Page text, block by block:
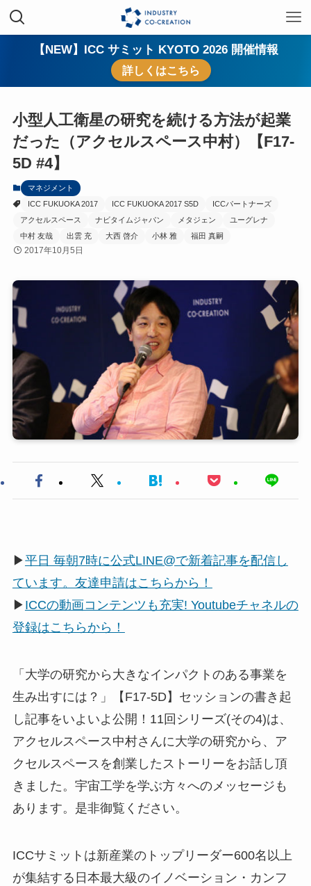
【NEW】ICC サミット KYOTO 2026 開催情報
詳しくはこちら
小型人工衛星の研究を続ける方法が起業
だった（アクセルスペース中村）【F17-
5D #4】
マネジメント
ICC FUKUOKA 2017
ICC FUKUOKA 2017 S5D
ICCパートナーズ
アクセルスペース
ナビタイムジャパン メタジェン
ユーグレナ
中村 友哉
出雲 充 大西 啓介 小林 雅 福田 真嗣
2017年10月5日
▶平日 毎朝7時に公式LINE@で新着記事を配信し
ています。友達申請はこちらから！
▶ ICCの動画コンテンツも充実! Youtubeチャネルの
登録はこちらから！
「大学の研究から大きなインパクトのある事業を
生み出すには？」【F17-5D】セッションの書き起
し記事をいよいよ公開！11回シリーズ(その4)は、
アクセルスペース中村さんに大学の研究から、ア
クセルスペースを創業したストーリーをお話し頂
きました。宇宙工学を学ぶ方々へのメッセージも
あります。是非御覧ください。
ICCサミットは新産業のトップリーダー600名以上
が集結する日本最大級のイノベーション・カンフ